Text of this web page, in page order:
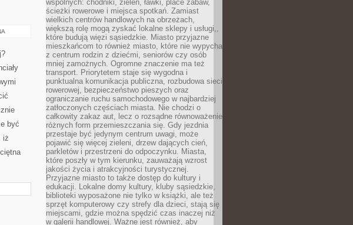
być
iż
wspólnych: chodniki, zieleń, ławki, place zabaw,
ścieżki rowerowe i miejsca spotkań. Zamiast
wielkich centrów handlowych na obrzeżach,
większą rolę mogą zyskać lokalne sklepy i usługi,,
które budują więzi sąsiedzkie. Miasto przyjazne
mieszkańcom to również miasto, które nie wypycha
z centrum rodzin z dziećmi, seniorów czy osób
mniej zamożnych. Ogromne znaczenie ma też
transport. Priorytetem staje się wygodna i
punktualna komunikacja publiczna, rozbudowa sieci
rowerowej, bezpieczeństwo pieszych oraz
ograniczanie ruchu samochodowego w najbardziej
zatłoczonych częściach miasta. Nie chodzi o
całkowity zakaz aut, lecz o rozsądne równoważenie
różnych form przemieszczania się. Gdy jezdnia
przestaje być jedynym centrum uwagi, może
pojawić się więcej zieleni, drzew dających cień,
parkletów i przestrzeni do odpoczynku. Miasta,
które poszły w tym kierunku, zauważają wzrost
jakości życia i atrakcyjności turystycznej.
Przyjazne miasto to także dostęp do kultury i
edukacji. Lokalne domy kultury, kluby sąsiedzkie,
biblioteki wyposażone nie tylko w książki, ale też
sprzęt komputerowy czy strefy dla dzieci, stają się
miejscami, gdzie można spędzić czas inaczej niż
w galerii handlowej. Ważne jest również, aby